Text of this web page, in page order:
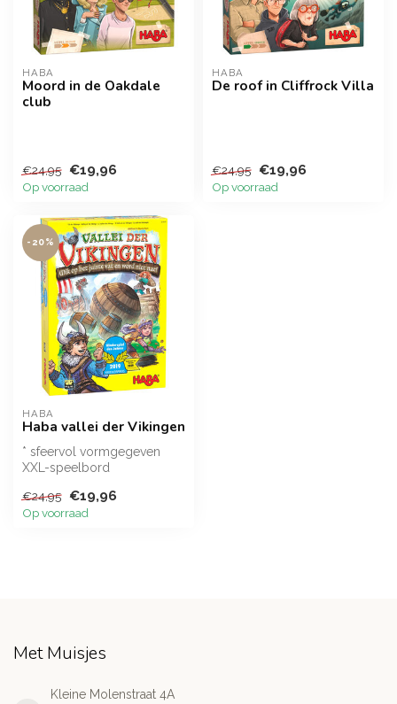
HABA
Moord in de Oakdale
club
€24,95 €19,96
Op voorraad
HABA
De roof in Cliffrock Villa
€24,95 €19,96
Op voorraad
-20%
HABA
Haba vallei der Vikingen
* sfeervol vormgegeven
XXL-speelbord
en 24 goudstuk...
€24,95 €19,96
Op voorraad
Met Muisjes
Kleine Molenstraat 4A